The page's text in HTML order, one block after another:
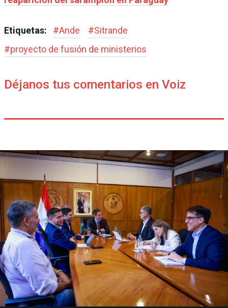
Etiquetas: #Ande #Sitrande
#proyecto de fusión de ministerios
Déjanos tus comentarios en Voiz